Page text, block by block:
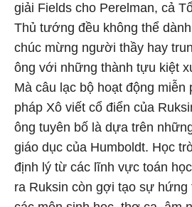
giải Fields cho Perelman, cả
Thủ tướng đều không thể
chúc mừng người thầy hay
ông với những thành tựu kiệt
Mà câu lạc bộ hoạt động
pháp Xô viết cổ điển của
ông tuyên bố là dựa trên
giáo dục của Humboldt. Học
định lý từ các lĩnh vực toán
ra Ruksin còn gợi tạo sự hứng